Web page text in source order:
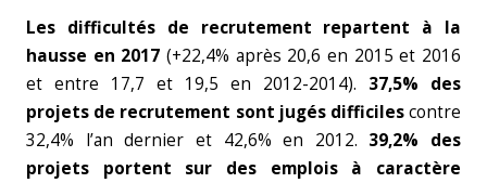
Les difficultés de recrutement repartent à la
hausse en 2017 (+22,4% après 20,6 en 2015 et 2016
et entre 17,7 et 19,5 en 2012-2014). 37,5% des
projets de recrutement sont jugés difficilescontre
32,4% l’an dernier et 42,6% en 2012. 39,2% des
projets portent sur des emplois à caractère